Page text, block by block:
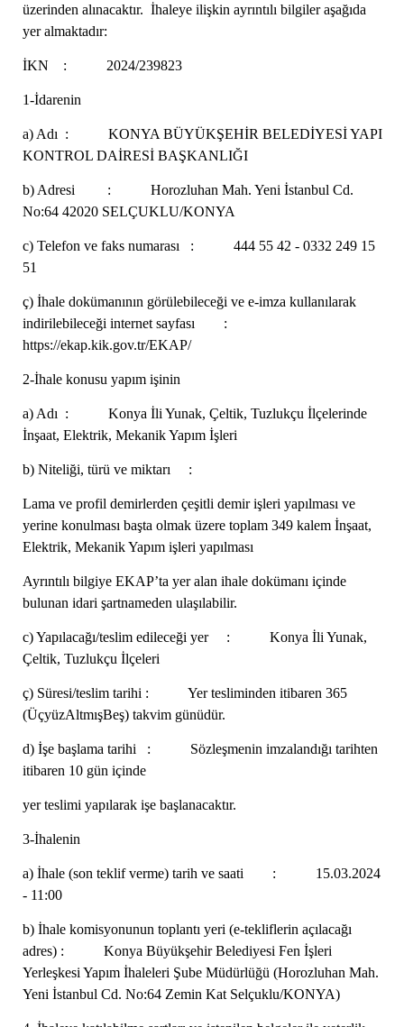
üzerinden alınacaktır. İhaleye ilişkin ayrıntılı bilgiler aşağıda
yer almaktadır:
İKN : 2024/239823
1-İdarenin
a) Adı : KONYA BÜYÜKŞEHİR BELEDİYESİ YAPI
KONTROL DAİRESİ BAŞKANLIĞI
b) Adresi : Horozluhan Mah. Yeni İstanbul Cd.
No:64 42020 SELÇUKLU/KONYA
c) Telefon ve faks numarası : 444 55 42 - 0332 249 15
51
ç) İhale dokümanının görülebileceği ve e-imza kullanılarak
indirilebileceği internet sayfası :
https://ekap.kik.gov.tr/EKAP/
2-İhale konusu yapım işinin
a) Adı : Konya İli Yunak, Çeltik, Tuzlukçu İlçelerinde
İnşaat, Elektrik, Mekanik Yapım İşleri
b) Niteliği, türü ve miktarı :
Lama ve profil demirlerden çeşitli demir işleri yapılması ve
yerine konulması başta olmak üzere toplam 349 kalem İnşaat,
Elektrik, Mekanik Yapım işleri yapılması
Ayrıntılı bilgiye EKAP’ta yer alan ihale dokümanı içinde
bulunan idari şartnameden ulaşılabilir.
c) Yapılacağı/teslim edileceği yer : Konya İli Yunak,
Çeltik, Tuzlukçu İlçeleri
ç) Süresi/teslim tarihi : Yer tesliminden itibaren 365
(ÜçyüzAltmışBeş) takvim günüdür.
d) İşe başlama tarihi : Sözleşmenin imzalandığı tarihten
itibaren 10 gün içinde
yer teslimi yapılarak işe başlanacaktır.
3-İhalenin
a) İhale (son teklif verme) tarih ve saati : 15.03.2024
- 11:00
b) İhale komisyonunun toplantı yeri (e-tekliflerin açılacağı
adres) : Konya Büyükşehir Belediyesi Fen İşleri
Yerleşkesi Yapım İhaleleri Şube Müdürlüğü (Horozluhan Mah.
Yeni İstanbul Cd. No:64 Zemin Kat Selçuklu/KONYA)